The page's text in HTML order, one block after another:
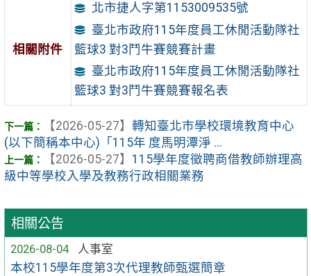
相關公告
2026-08-04
人事室
本校115學年度第3次代理教師甄選簡章
相關附件
北市捷人字第1153009535號
臺北市政府115年度員工休閒活動隊社
籃球3 對3鬥牛賽競賽計畫
臺北市政府115年度員工休閒活動隊社
籃球3 對3鬥牛賽競賽報名表
【2026-05-27】 轉知臺北市學校環境教育中心
(以下簡稱本中心)「115年 度馬明潭淨 ...
【2026-05-27】 115學年度徵聘商借教師辦理高
級中等學校入學及教務行政相關業務